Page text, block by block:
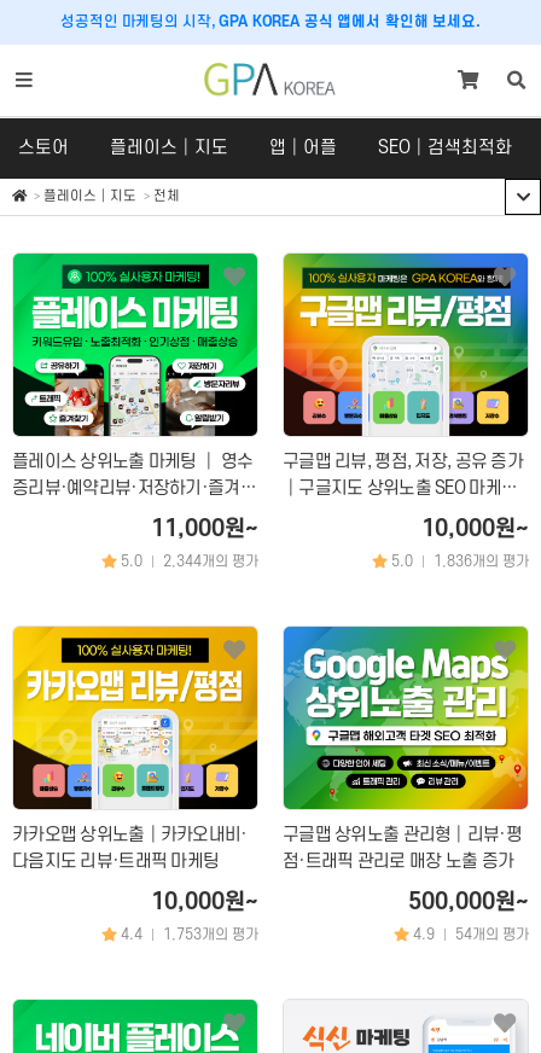
성공적인 마케팅의 시작, GPA KOREA 공식 앱에서 확인해 보세요.
스토어 플레이스│지도 앱│어플 SEO│검색최적화
스토어
스토어
SNS 체험단
쇼핑라이브│라이브커머스
플레이스│지도
플레이스
구글맵│카카오맵
당근마켓
맛집마케팅
화장품│병원│성형
앱│어플
구글플레이│AOS
앱스토어│IOS
원스토어
클라우드서버
SEO│검색최적화
트래픽
리워드 트래픽
백링크
CPC검색광고│운영대행
플레이스 광고
파워링크
쇼핑검색광고
SNS 채널
인스타│페이스북 등
카카오 플랫폼
네이버 플랫폼
메신저│오픈톡
블로그
플레이스│지도 전체
플레이스 상위노출 마케팅 │ 영수
증리뷰·예약리뷰·저장하기·즐겨찾
11,000원~
5.0 2,344개의 평가
구글맵 리뷰, 평점, 저장, 공유 증가
│구글지도 상위노출 SEO 마케팅
10,000원~
5.0 1,836개의 평가
카카오맵 상위노출│카카오내비·
다음지도 리뷰·트래픽 마케팅
10,000원~
4.4 1,753개의 평가
구글맵 상위노출 관리형│리뷰·평
점·트래픽 관리로 매장 노출 증가
500,000원~
4.9 54개의 평가